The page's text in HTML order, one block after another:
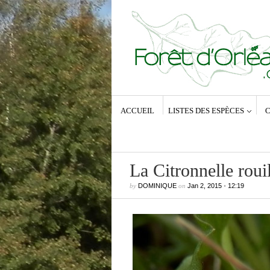
Commentaires récents
1761) – La Coquette
Anne-Lyse MESSAGERdans
pyrina (Linné, 1761) – La Coquette
DominiquedansZeuzera pyrina
1761) – La Coquette
ACCUEIL LISTES DES ESPÈCES
La Citronnelle
by DOMINIQUEon Jan 2, 2015• 12:19